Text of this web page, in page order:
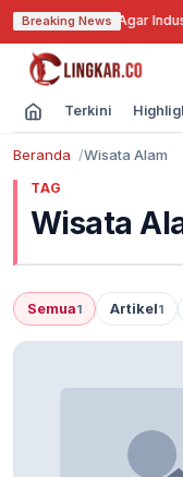
Breaking News
Cari Solusi Agar
Terkini
Beranda Wisata Alam
TAG
Wisata
Semua1 Artikel1